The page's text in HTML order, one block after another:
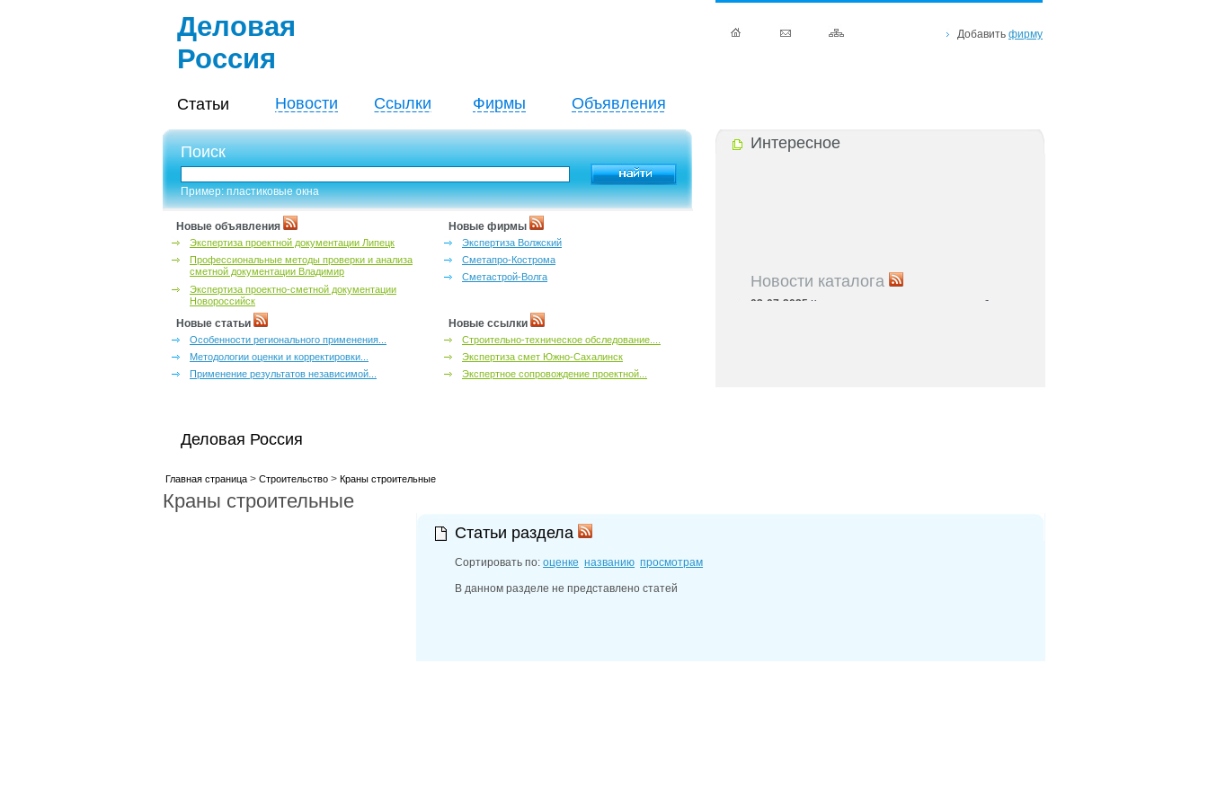
Деловая
Россия
Статьи Новости Ссылки Фирмы Объявления
Добавить фирму
Поиск
Пример: пластиковые окна
Новые объявления
Экспертиза проектной документации Липецк
Профессиональные методы проверки и анализа
сметной документации Владимир
Экспертиза проектно-сметной документации
Новороссийск
Новые фирмы
Экспертиза Волжский
Сметапро-Кострома
Сметастрой-Волга
Новые статьи
Особенности регионального применения...
Методологии оценки и корректировки...
Применение результатов независимой...
Новые ссылки
Строительно-техническое обследование....
Экспертиза смет Южно-Сахалинск
Экспертное сопровождение проектной...
Интересное
Новости каталога
03-07-2025 Как повысить лояльность клиентов в бизнесе
Деловая Россия
Главная страница > Строительство > Краны строительные
Краны строительные
Статьи раздела
Сортировать по:оценке названию просмотрам
В данном разделе не представлено статей